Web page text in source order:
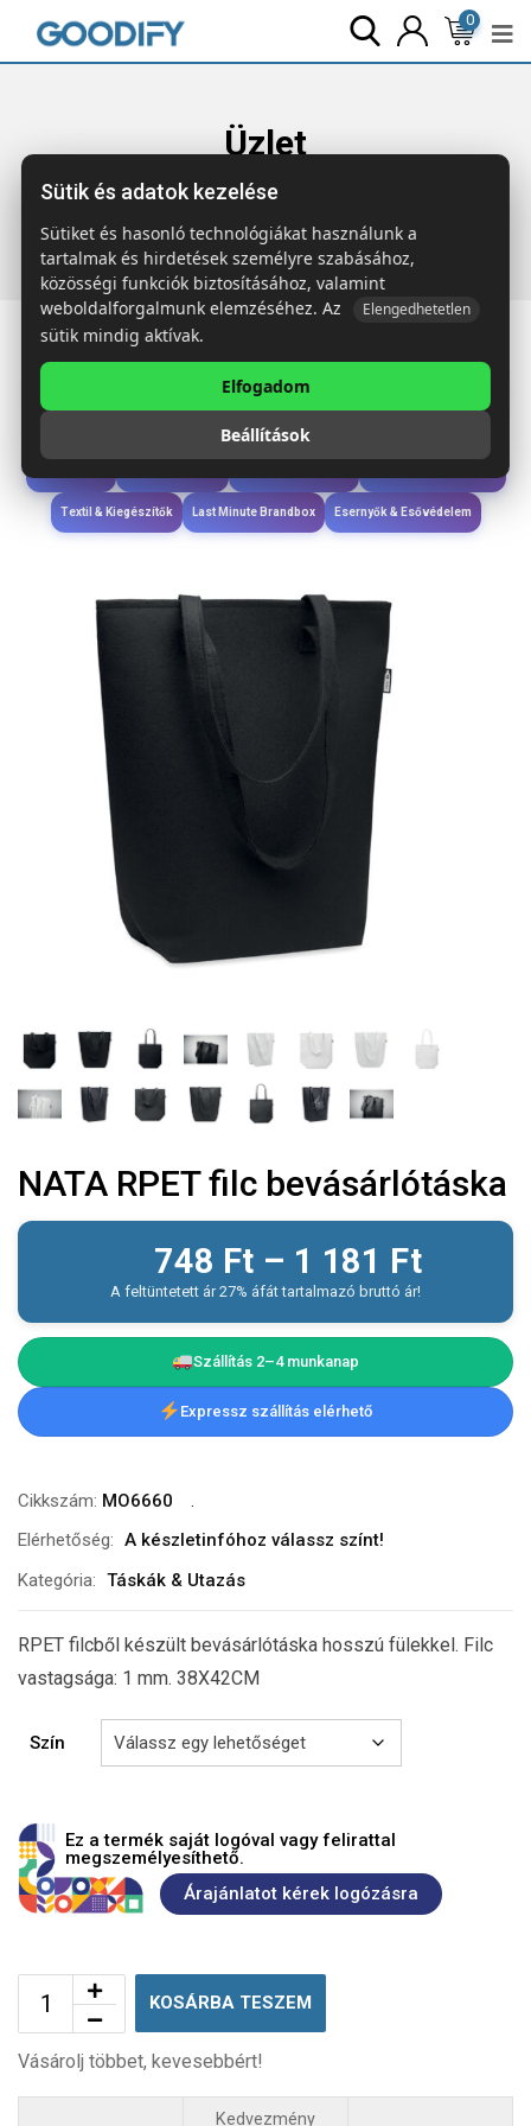
0
Üzlet
Főoldal Termékek Táskák & Utazás
bevásárlótáska
Étkezés & Ivás
Wellness & Ápolás
Textil & Kiegészítők Last Minute Brandbox Esernyők & Esővédelem
NATA RPET filc bevásárlótáska
748 Ft – 1 181 Ft
A feltüntetett ár 27% áfát tartalmazó bruttó ár!
Szállítás 2–4 munkanap
Expressz szállítás elérhető
Cikkszám: MO6660
Elérhetőség: A készletinfóhoz válassz színt!
Kategória: Táskák & Utazás
RPET filcből készült bevásárlótáska hosszú fülekkel. Filc
vastagsága: 1 mm. 38X42CM
Szín
Ez a termék saját logóval vagy felirattal
megszemélyesíthető.
Árajánlatot kérek logózásra
KOSÁRBA TESZEM
Vásárolj többet, kevesebbért!
Kedvezmény
Sütik és adatok kezelése
Sütiket és hasonló technológiákat használunk a
tartalmak és hirdetések személyre szabásához,
közösségi funkciók biztosításához, valamint
weboldalforgalmunk elemzéséhez. Az
Elengedhetetlen
sütik mindig aktívak.
Elfogadom
Beállítások